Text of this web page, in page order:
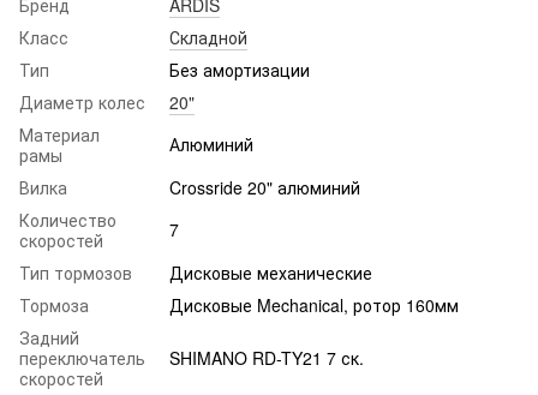
Класс
Складной
Тип
Без амортизации
Диаметр колес
20"
Материал
рамы
Алюминий
Вилка
Crossride 20" алюминий
Количество
скоростей
7
Тип тормозов
Дисковые механические
Тормоза
Дисковые Mechanical, ротор 160мм
Задний
переключатель
скоростей
SHIMANO RD-TY21 7 ск.